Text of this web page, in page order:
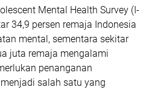
Mental Health Survey (I-
34,9 persen remaja Indonesia
mental, sementara sekitar
juta remaja mengalami
penanganan
salah satu yang